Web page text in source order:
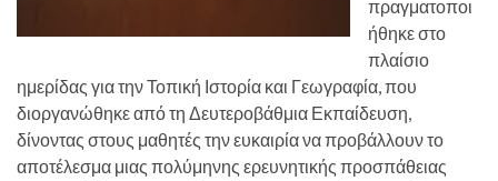
πραγματοποι
ήθηκε στο
πλαίσιο
ημερίδας για την Τοπική Ιστορία και Γεωγραφία, που
διοργανώθηκε από τη Δευτεροβάθμια Εκπαίδευση,
δίνοντας στους μαθητές την ευκαιρία να προβάλλουν το
αποτέλεσμα μιας πολύμηνης ερευνητικής προσπάθειας